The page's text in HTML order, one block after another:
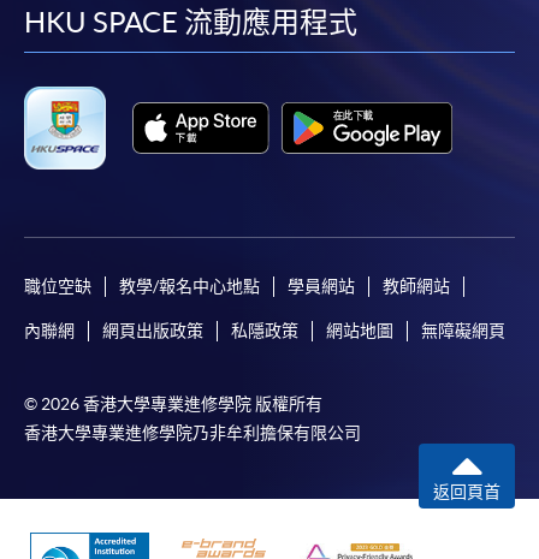
facebook
youtube
linkedin
HKU SPACE 流動應用程式
職位空缺 教學/報名中心地點 學員網站 教師網站
內聯網 網頁出版政策 私隱政策 網站地圖 無障礙網頁
© 2026 香港大學專業進修學院 版權所有
香港大學專業進修學院乃非牟利擔保有限公司
返回頁首